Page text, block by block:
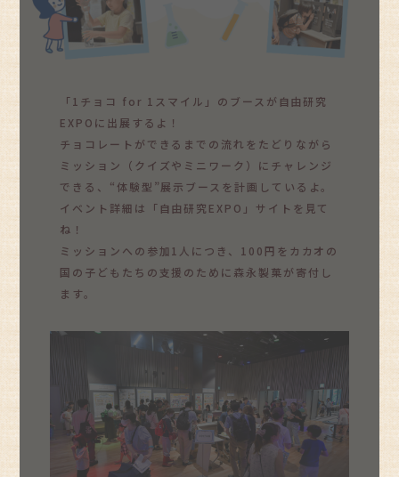
「1チョコ for 1スマイル」のブースが自由研究
EXPOに出展するよ！
チョコレートができるまでの流れをたどりながら
ミッション（クイズやミニワーク）にチャレンジ
できる、“体験型”展示ブースを計画しているよ。
イベント詳細は「自由研究EXPO」サイトを見て
ね！
ミッションへの参加1人につき、100円をカカオの
国の子どもたちの支援のために森永製菓が寄付し
ます。